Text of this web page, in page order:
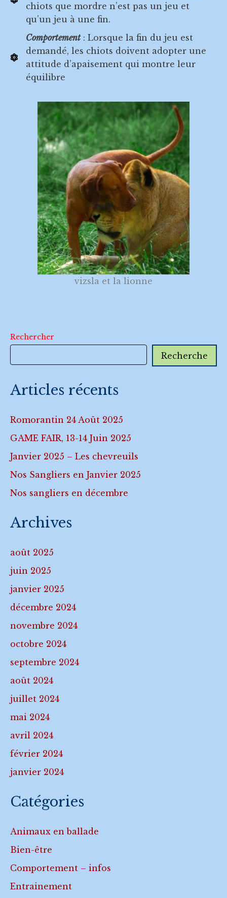
chiots que mordre n’est pas un jeu et
qu’un jeu à une fin.
Comportement: Lorsque la fin du jeu est
demandé, les chiots doivent adopter une
attitude d’apaisement qui montre leur
équilibre
vizsla et la lionne
Rechercher
Recherche
Articles récents
Romorantin 24 Août 2025
GAME FAIR, 13-14 Juin 2025
Janvier 2025 – Les chevreuils
Nos Sangliers en Janvier 2025
Nos sangliers en décembre
Archives
août 2025
juin 2025
janvier 2025
décembre 2024
novembre 2024
octobre 2024
septembre 2024
août 2024
juillet 2024
mai 2024
avril 2024
février 2024
janvier 2024
Catégories
Animaux en ballade
Bien-être
Comportement – infos
Entrainement